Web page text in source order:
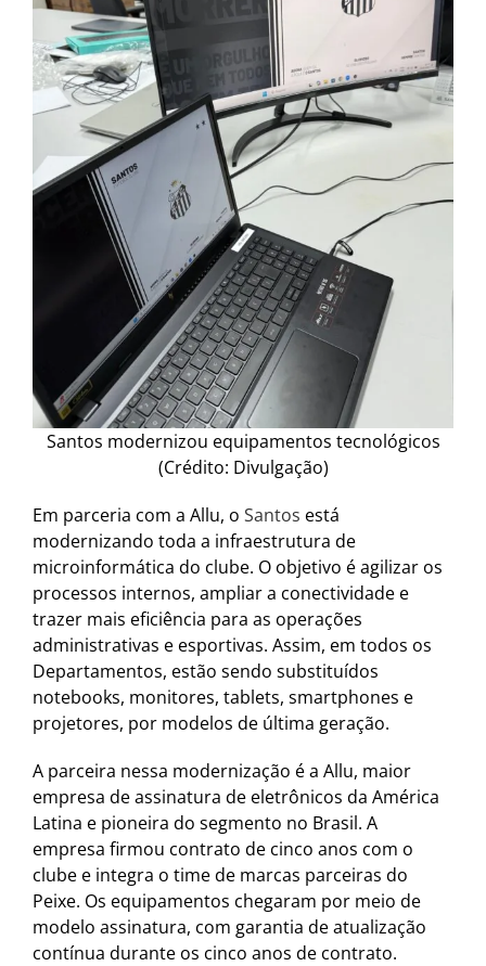
Santos modernizou equipamentos tecnológicos
(Crédito: Divulgação)
Em parceria com a Allu, o Santos está
modernizando toda a infraestrutura de
microinformática do clube. O objetivo é agilizar os
processos internos, ampliar a conectividade e
trazer mais eficiência para as operações
administrativas e esportivas. Assim, em todos os
Departamentos, estão sendo substituídos
notebooks, monitores, tablets, smartphones e
projetores, por modelos de última geração.
A parceira nessa modernização é a Allu, maior
empresa de assinatura de eletrônicos da América
Latina e pioneira do segmento no Brasil. A
empresa firmou contrato de cinco anos com o
clube e integra o time de marcas parceiras do
Peixe. Os equipamentos chegaram por meio de
modelo assinatura, com garantia de atualização
contínua durante os cinco anos de contrato.